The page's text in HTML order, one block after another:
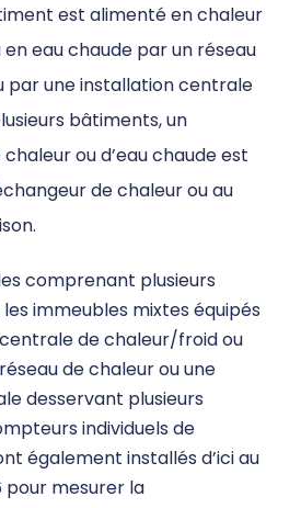
est alimenté en chaleur
eau chaude par un réseau
par une installation centrale
bâtiments, un
ou d’eau chaude est
de chaleur ou au
comprenant plusieurs
immeubles mixtes équipés
de chaleur/froid ou
de chaleur ou une
desservant plusieurs
individuels de
également installés d’ici au
pour mesurer la